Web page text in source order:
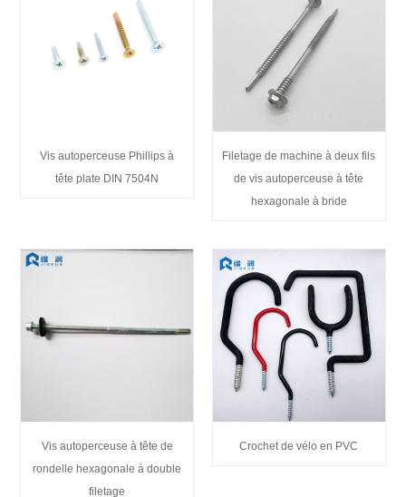
Vis autoperceuse Phillips à
tête plate DIN 7504N
Filetage de machine à deux fils
de vis autoperceuse à tête
hexagonale à bride
Vis autoperceuse à tête de
rondelle hexagonale à double
filetage
Crochet de vélo en PVC